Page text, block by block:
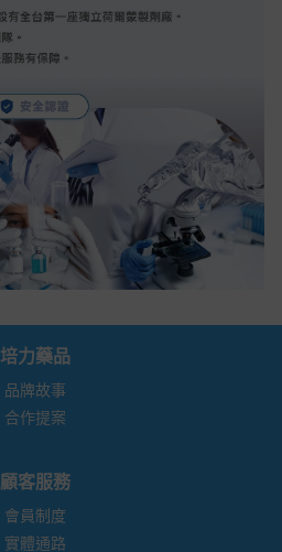
培力藥品
品牌故事
合作提案
顧客服務
會員制度
實體通路